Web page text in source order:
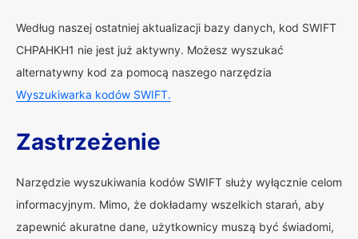
Według naszej ostatniej aktualizacji bazy danych, kod SWIFT
CHPAHKH1 nie jest już aktywny. Możesz wyszukać
alternatywny kod za pomocą naszego narzędzia
Wyszukiwarka kodów SWIFT.
Zastrzeżenie
Narzędzie wyszukiwania kodów SWIFT służy wyłącznie celom
informacyjnym. Mimo, że dokładamy wszelkich starań, aby
zapewnić akuratne dane, użytkownicy muszą być świadomi,